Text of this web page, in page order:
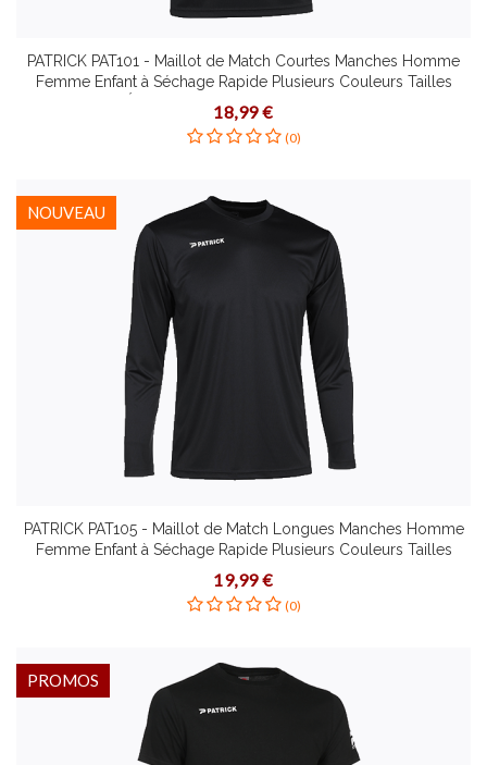
PATRICK PAT101 - Maillot de Match Courtes Manches Homme
Femme Enfant à Séchage Rapide Plusieurs Couleurs Tailles
Étirement Dynamique Coupe Slim
18,99 €
(0)
PATRICK PAT105 - Maillot de Match Longues Manches Homme
Femme Enfant à Séchage Rapide Plusieurs Couleurs Tailles
19,99 €
NOUVEAU
(0)
PROMOS